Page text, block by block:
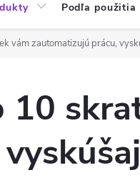
Podľa použitia
vám zautomatizujú prácu,
10